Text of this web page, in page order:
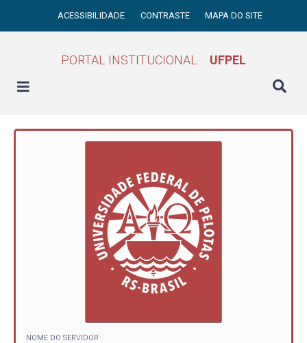
ACESSIBILIDADE CONTRASTE MAPA DO SITE
PORTAL INSTITUCIONAL UFPEL
NOME DO SERVIDOR